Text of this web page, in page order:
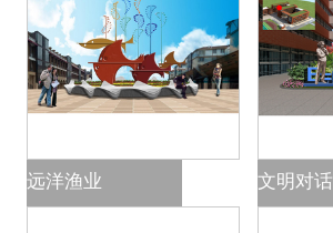
远洋渔业 文明对话